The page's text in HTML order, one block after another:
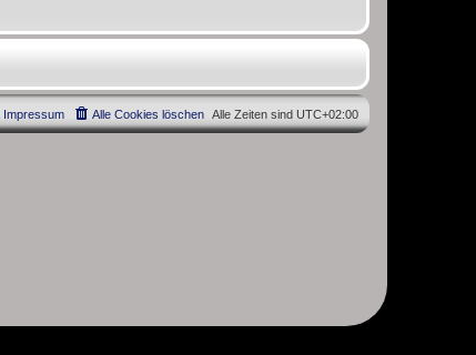
Alle Zeiten sind UTC+02:00
Alle Cookies löschen
Impressum